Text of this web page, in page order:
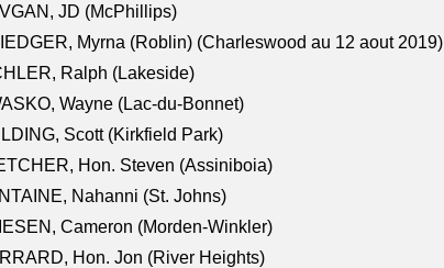
JD (McPhillips)
Myrna (Roblin) (Charleswood au 12 aout 2019)
Ralph (Lakeside)
Wayne (Lac-du-Bonnet)
Scott (Kirkfield Park)
Hon. Steven (Assiniboia)
Nahanni (St. Johns)
Cameron (Morden-Winkler)
Hon. Jon (River Heights)